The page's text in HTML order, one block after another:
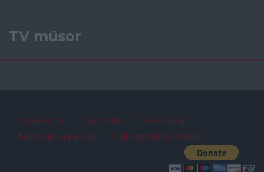
TV műsor
Impresszum Kapcsolat
Szerzői jog
Adatvédelmi irányelv
Felhasználói feltételek